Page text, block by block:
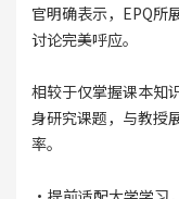
官明确表示，EPQ所
讨论完美呼应。
相较于仅掌握课本知
身研究课题，与教授
率。